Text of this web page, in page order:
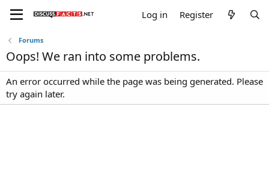
Log in Register
Forums
Oops! We ran into some problems.
An error occurred while the page was being generated. Please
try again later.